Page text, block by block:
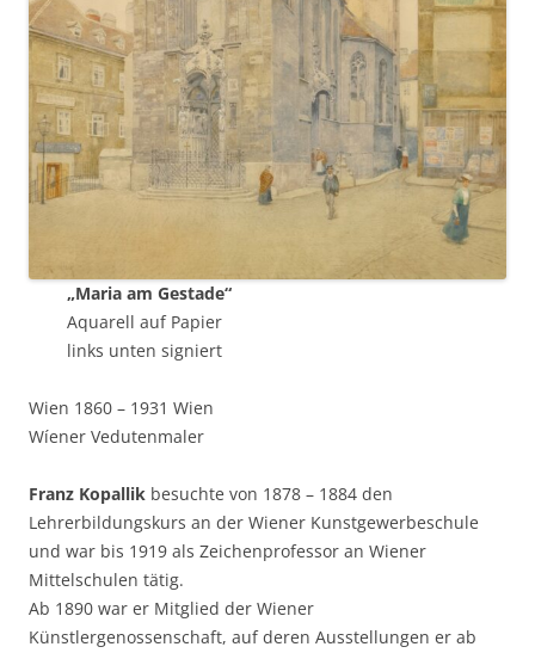
„Maria am Gestade“
Aquarell auf Papier
links unten signiert
Wien 1860 – 1931 Wien
Wíener Vedutenmaler
Franz Kopallik besuchte von 1878 – 1884 den
Lehrerbildungskurs an der Wiener Kunstgewerbeschule
und war bis 1919 als Zeichenprofessor an Wiener
Mittelschulen tätig.
Ab 1890 war er Mitglied der Wiener
Künstlergenossenschaft, auf deren Ausstellungen er ab